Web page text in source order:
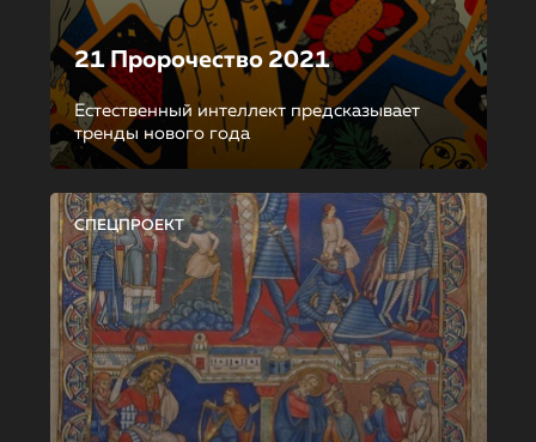
21 Пророчество 2021
Естественный интеллект предсказывает
тренды нового года
СПЕЦПРОЕКТ